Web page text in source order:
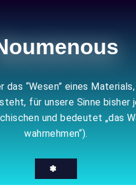
“Wesen” eines
für unsere Sinne
und bedeutet „das
wahrnehmen“).
❃